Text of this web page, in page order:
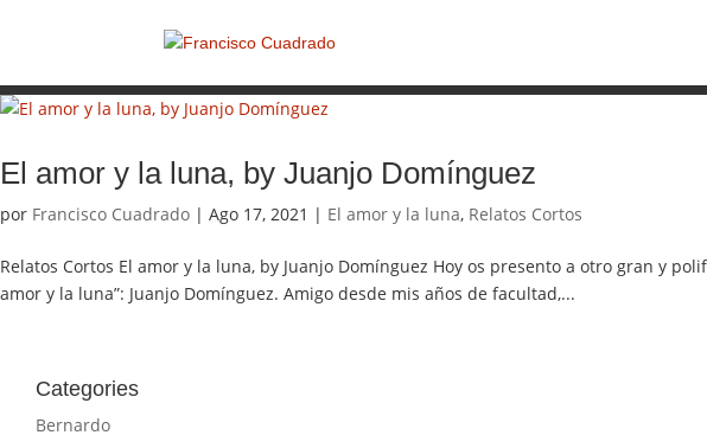
El amor y la luna, by Juanjo Domínguez
por Francisco Cuadrado | Ago 17, 2021 | El amor y la luna, Relatos Cortos
Relatos Cortos El amor y la luna, by Juanjo Domínguez Hoy os presento a otro gran y
amor y la luna”: Juanjo Domínguez. Amigo desde mis años de facultad,...
Categories
Bernardo